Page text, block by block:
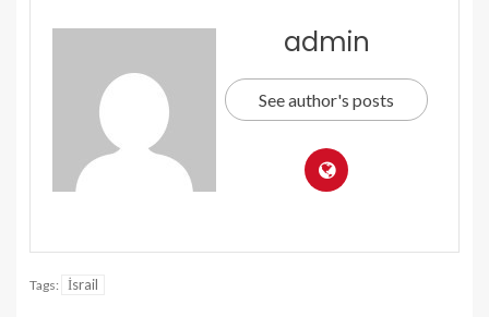
admin
See author's posts
Tags: İsrail